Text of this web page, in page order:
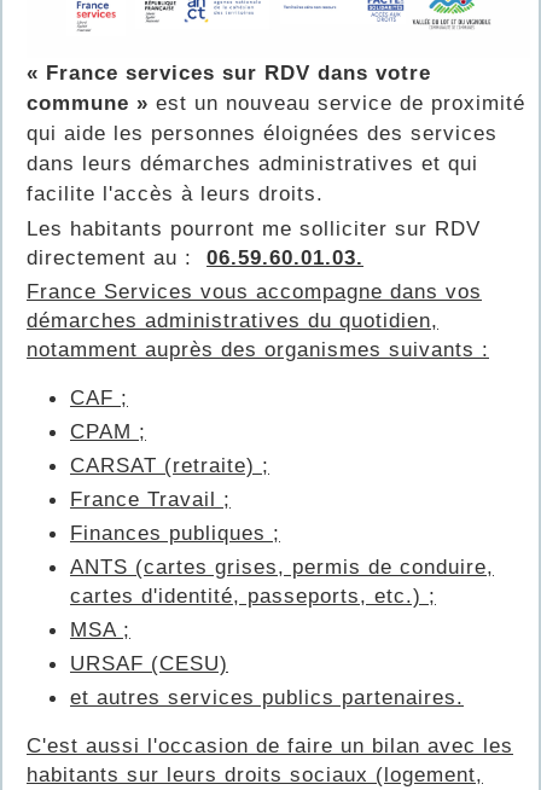
« France services sur RDV dans votre
commune » est un nouveau service de proximité
qui aide les personnes éloignées des services
dans leurs démarches administratives et qui
facilite l'accès à leurs droits.
Les habitants pourront me solliciter sur RDV
directement au : 06.59.60.01.03.
France Services vous accompagne dans vos
démarches administratives du quotidien,
notamment auprès des organismes suivants :
CAF ;
CPAM ;
CARSAT (retraite) ;
France Travail ;
Finances publiques ;
ANTS (cartes grises, permis de conduire,
cartes d'identité, passeports, etc.) ;
MSA ;
URSAF (CESU)
et autres services publics partenaires.
C'est aussi l'occasion de faire un bilan avec les
habitants sur leurs droits sociaux (logement,